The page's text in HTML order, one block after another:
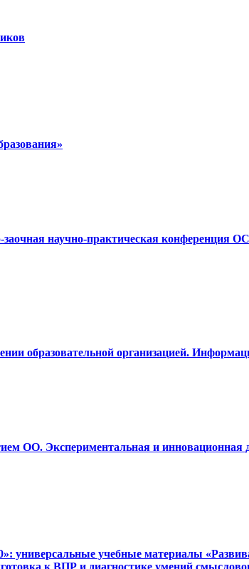
научно-практическая конференция
образовательной организацией.
ОО. Экспериментальная и инновационная
учебные материалы
к ВПР и диагностике умений